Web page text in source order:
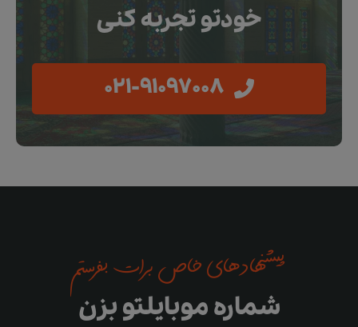
خودتو تجربه کنی
021-91097008
پیشنهادهای خاص برات بفرستم
شماره موبایلتو بزن